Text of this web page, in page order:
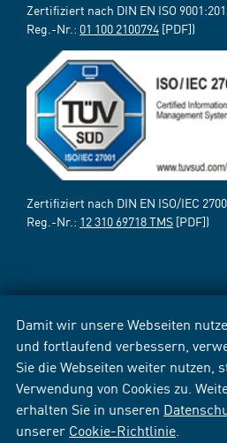
Damit wir unsere Webseiten
und fortlaufend verbessern,
Sie die Webseiten weiter nutzen,
Verwendung von Cookies zu.
erhalten Sie in unseren
unserer Cookie-Richtlinie
Zertifiziert nach DIN EN ISO
Reg.-Nr.: 01 100 2100794 [PDF])
Zertifiziert nach DIN EN ISO/IEC
Reg.-Nr.: 12 310 69718 TMS [PDF])